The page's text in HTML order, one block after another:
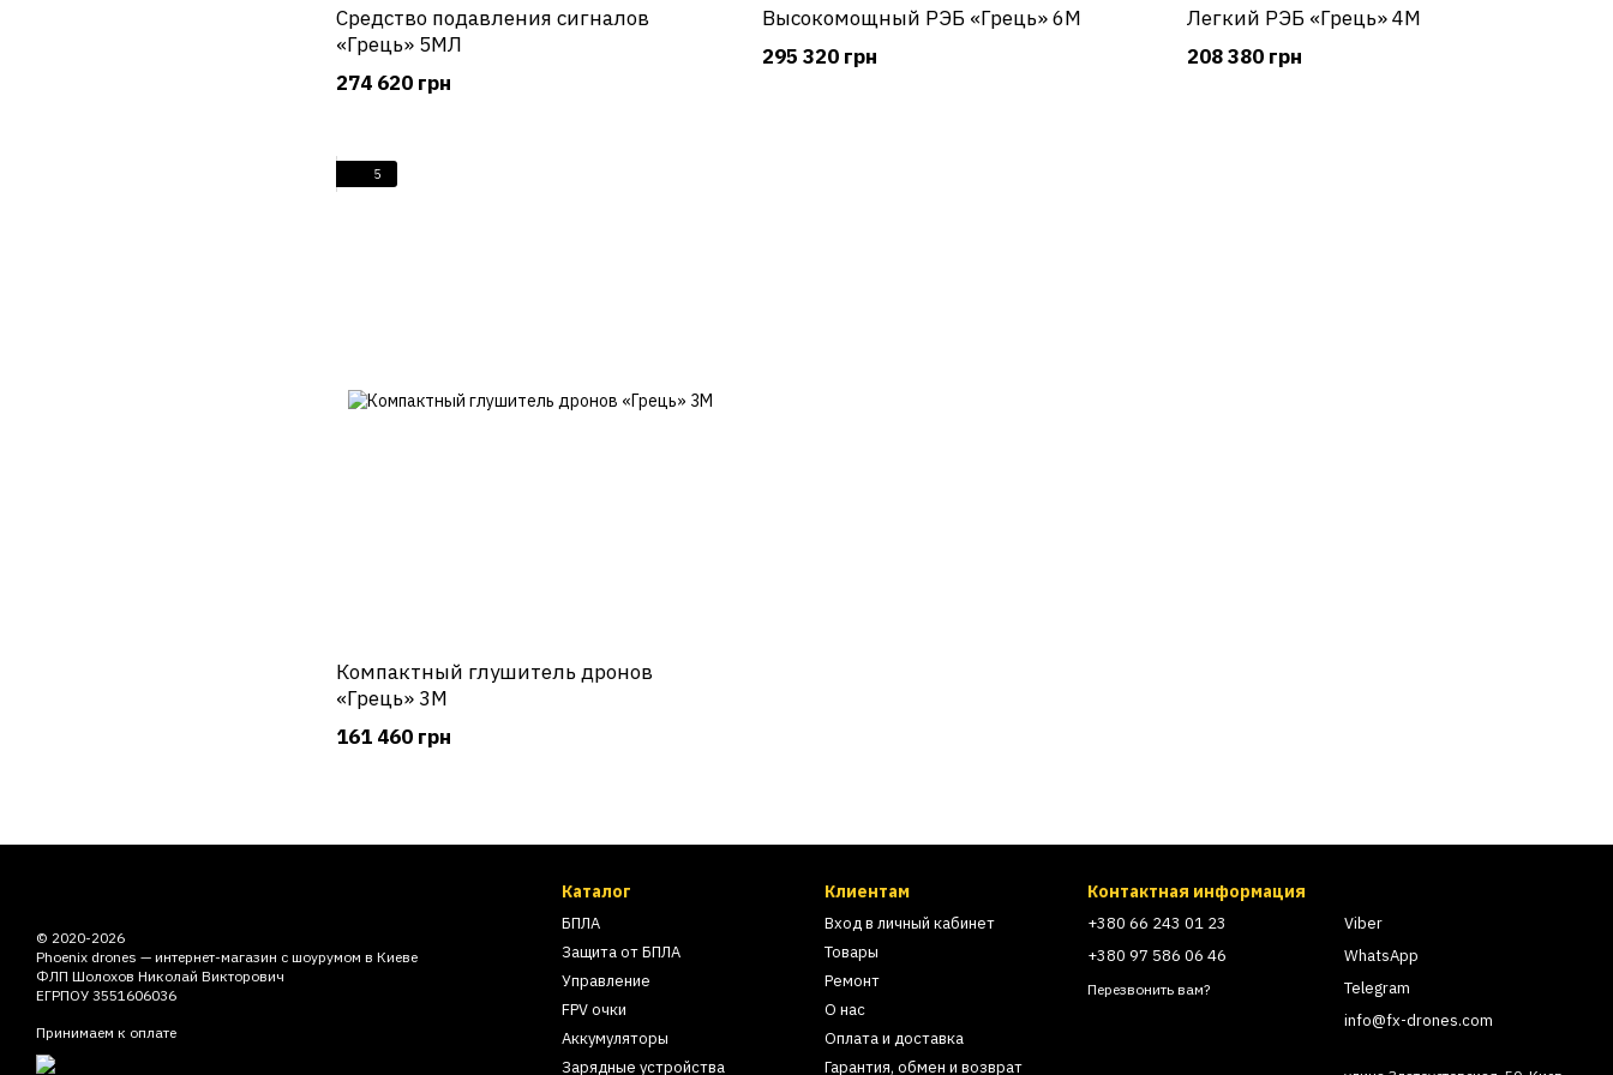
Средство подавления сигналов
«Грець» 5МЛ
274 620 грн
Высокомощный РЭБ «Грець» 6М
295 320 грн
Легкий РЭБ «Грець» 4М
208 380 грн
5
Компактный глушитель дронов
«Грець» 3М
161 460 грн
© 2020-2026
Phoenix drones — интернет-магазин с шоурумом в Киеве
ФЛП Шолохов Николай Викторович
ЕГРПОУ 3551606036
Принимаем к оплате
Каталог
БПЛА
Защита от БПЛА
Управление
FPV очки
Аккумуляторы
Зарядные устройства
Клиентам
Вход в личный кабинет
Товары
Ремонт
О нас
Оплата и доставка
Гарантия, обмен и возврат
Контактная информация
+380 66 243 01 23
+380 97 586 06 46
Перезвонить вам?
Viber
WhatsApp
Telegram
info@fx-drones.com